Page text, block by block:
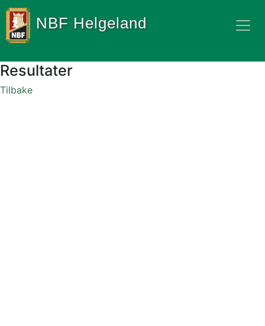
NBF Helgeland
Resultater
Tilbake